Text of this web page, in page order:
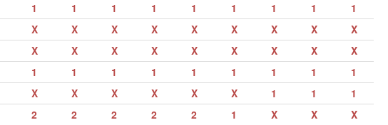
1 1 1 1 1 1 1 1
1
X X X X X X X X
X
X X X X X X X X
X
1 1 1 1 1 1 1 1
1
X X X X X X 1 1
1
2 2 2 2 2 1 X X
X